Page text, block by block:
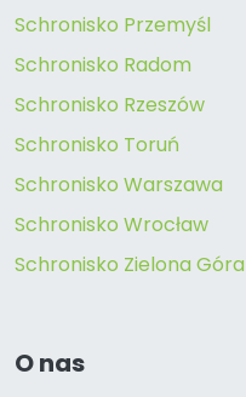
Schronisko Przemyśl
Schronisko Radom
Schronisko Rzeszów
Schronisko Toruń
Schronisko Warszawa
Schronisko Wrocław
Schronisko Zielona Góra
O nas